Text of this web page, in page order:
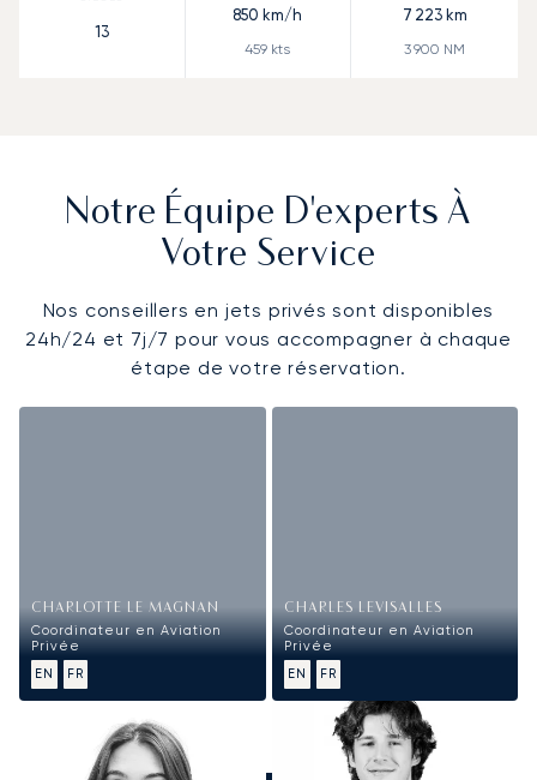
13
850 km/h
459 kts
7 223km
3 900 NM
Notre Équipe D'experts À
Votre Service
Nos conseillers en jets privés sont disponibles
24h/24 et 7j/7 pour vous accompagner à chaque
étape de votre réservation.
CHARLOTTE LE MAGNAN
Coordinateur en Aviation
Privée
EN
FR
CHARLES LEVISALLES
Coordinateur en Aviation
Privée
EN
FR